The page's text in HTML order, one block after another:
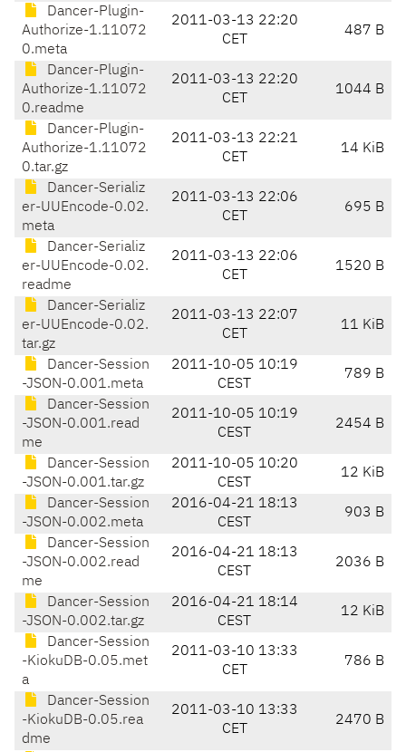
Dancer-Plugin-
Authorize-1.11072
0.meta
2011-03-13 22:20
CET
487 B
Dancer-Plugin-
Authorize-1.11072
0.readme
2011-03-13 22:20
CET
1044 B
Dancer-Plugin-
Authorize-1.11072
0.tar.gz
2011-03-13 22:21
CET
14 KiB
Dancer-Serializ
er-UUEncode-0.02.
meta
2011-03-13 22:06
CET
695 B
Dancer-Serializ
er-UUEncode-0.02.
readme
2011-03-13 22:06
CET
1520 B
Dancer-Serializ
er-UUEncode-0.02.
tar.gz
2011-03-13 22:07
CET
11 KiB
Dancer-Session
-JSON-0.001.meta
2011-10-05 10:19
CEST
789 B
Dancer-Session
-JSON-0.001.read
me
2011-10-05 10:19
CEST
2454 B
Dancer-Session
-JSON-0.001.tar.gz
2011-10-05 10:20
CEST
12 KiB
Dancer-Session
-JSON-0.002.meta
2016-04-21 18:13
CEST
903 B
Dancer-Session
-JSON-0.002.read
me
2016-04-21 18:13
CEST
2036 B
Dancer-Session
-JSON-0.002.tar.gz
2016-04-21 18:14
CEST
12 KiB
Dancer-Session
-KiokuDB-0.05.met
a
2011-03-10 13:33
CET
786 B
Dancer-Session
-KiokuDB-0.05.rea
dme
2011-03-10 13:33
CET
2470 B